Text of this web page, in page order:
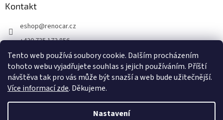
Tento web používá soubory cookie. Dalším procházením
tohoto webu vyjadřujete souhlas s jejich používáním. Příští
návštěva tak pro vás může být snazší a web bude užitečnější.
Více informací zde. Děkujeme.
Nastavení
Kontakt
eshop@renocar.cz
+420 735 172 856
Přidejte se k nám!
renocar_a.s